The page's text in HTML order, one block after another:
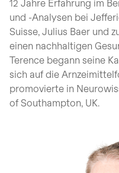
12 Jahre Erfahrung im
und -Analysen bei
Suisse, Julius Baer und
einen nachhaltigen
Terence begann seine
sich auf die
promovierte in
of Southampton, UK.